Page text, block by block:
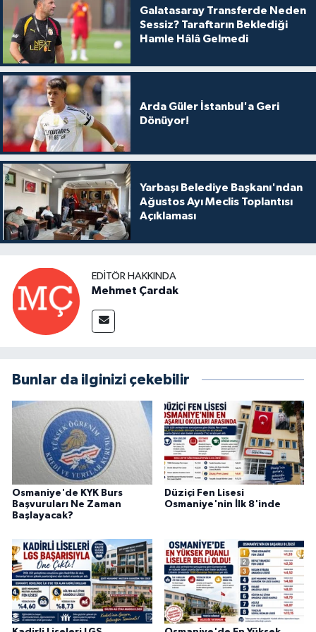
Galatasaray Transferde Neden
Sessiz? Taraftarın Beklediği
Hamle Hâlâ Gelmedi
Arda Güler İstanbul'a Geri
Dönüyor!
Yarbaşı Belediye Başkanı'ndan
Ağustos Ayı Meclis Toplantısı
Açıklaması
EDITÖR HAKKINDA
Mehmet Çardak
Bunlar da ilginizi çekebilir
Osmaniye'de KYK Burs
Başvuruları Ne Zaman
Başlayacak?
Düziçi Fen Lisesi
Osmaniye'nin İlk 8'inde